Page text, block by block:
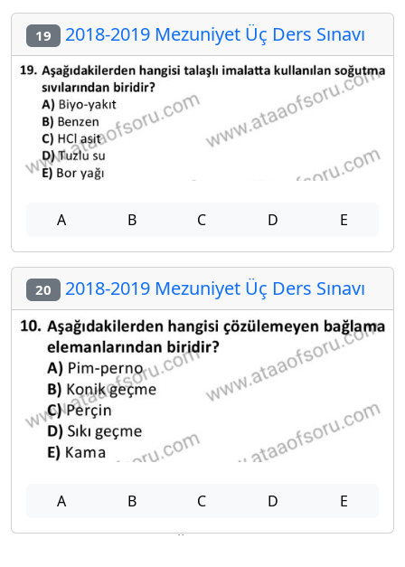
19 2018-2019 Mezuniyet Üç Ders Sınavı
A B C D E
20 2018-2019 Mezuniyet Üç Ders Sınavı
A B C D E
Diğer Mezuniyet Üç Ders Deneme